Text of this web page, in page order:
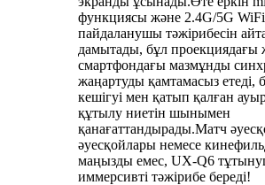
функциясы және 2.4G/5G
пайдаланушы тәжірибесін
дамытады, бұл проекциядағы
смартфондағы мазмұнды
жаңартуды қамтамасыз етеді,
кешігуі мен қатып қалған
құтылу ниетін шынымен
қанағаттандырады.Матч
әуесқойлары немесе
маңызды емес, UX-Q6
иммерсивті тәжірибе береді!